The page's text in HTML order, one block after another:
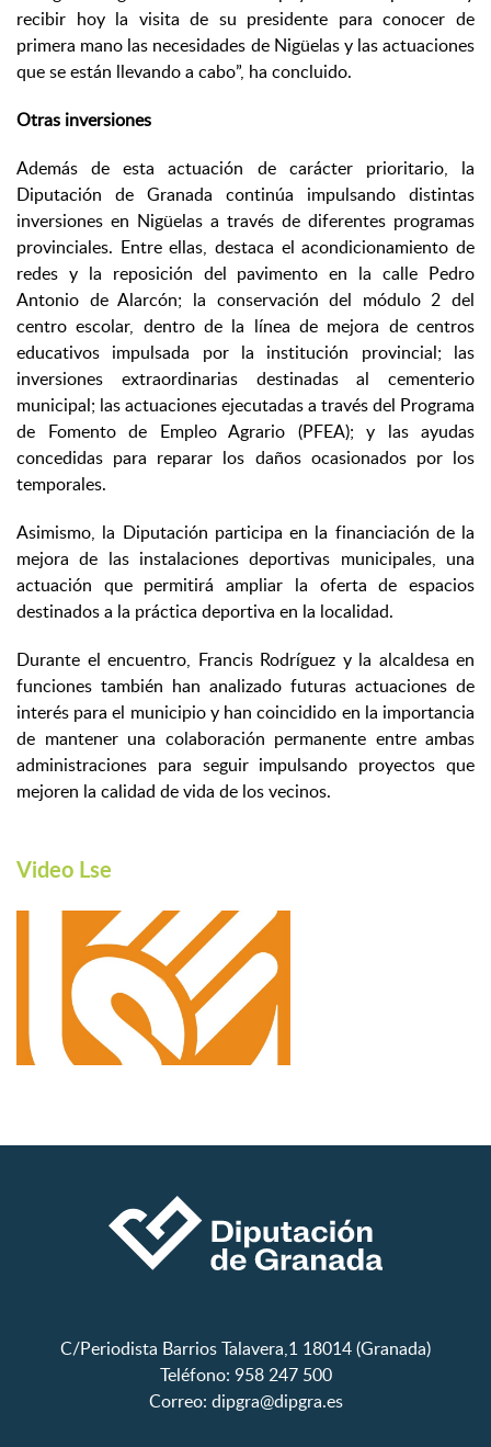
recibir hoy la visita de su presidente para conocer de
primera mano las necesidades de Nigüelas y las actuaciones
que se están llevando a cabo”, ha concluido.
Otras inversiones
Además de esta actuación de carácter prioritario, la
Diputación de Granada continúa impulsando distintas
inversiones en Nigüelas a través de diferentes programas
provinciales. Entre ellas, destaca el acondicionamiento de
redes y la reposición del pavimento en la calle Pedro
Antonio de Alarcón; la conservación del módulo 2 del
centro escolar, dentro de la línea de mejora de centros
educativos impulsada por la institución provincial; las
inversiones extraordinarias destinadas al cementerio
municipal; las actuaciones ejecutadas a través del Programa
de Fomento de Empleo Agrario (PFEA); y las ayudas
concedidas para reparar los daños ocasionados por los
temporales.
Asimismo, la Diputación participa en la financiación de la
mejora de las instalaciones deportivas municipales, una
actuación que permitirá ampliar la oferta de espacios
destinados a la práctica deportiva en la localidad.
Durante el encuentro, Francis Rodríguez y la alcaldesa en
funciones también han analizado futuras actuaciones de
interés para el municipio y han coincidido en la importancia
de mantener una colaboración permanente entre ambas
administraciones para seguir impulsando proyectos que
mejoren la calidad de vida de los vecinos.
Video Lse
C/Periodista Barrios Talavera,1 18014 (Granada)
Teléfono: 958 247 500
Correo: dipgra@dipgra.es